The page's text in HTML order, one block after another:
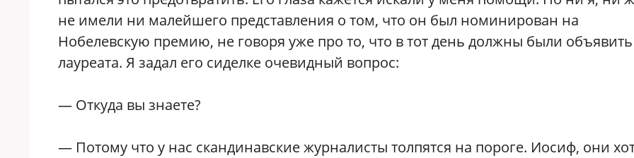
не имели ни малейшего представления о том, что он был номинирован на
Нобелевскую премию, не говоря уже про то, что в тот день должны были объявить
лауреата. Я задал его сиделке очевидный вопрос:
— Откуда вы знаете?
— Потому что у нас скандинавские журналисты толпятся на пороге. Иосиф, они